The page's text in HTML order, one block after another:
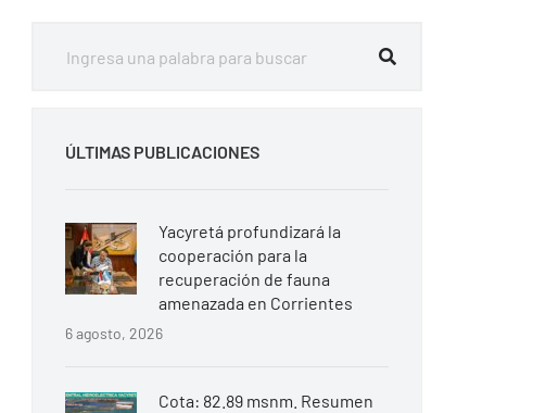
ÚLTIMAS PUBLICACIONES
Yacyretá profundizará la
cooperación para la
recuperación de fauna
amenazada en Corrientes
6 agosto, 2026
Cota: 82.89 msnm. Resumen